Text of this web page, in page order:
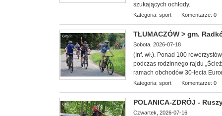
szukających ochłody.
Kategoria: sport Komentarze: 0
TŁUMACZÓW > gm.
Sobota, 2026-07-18
(Inf. wł.). Ponad 100
podczas rodzinnego rajdu
ramach obchodów 30-lecia
Kategoria: sport Komentarze: 0
POLANICA-ZDRÓJ -
Czwartek, 2026-07-16